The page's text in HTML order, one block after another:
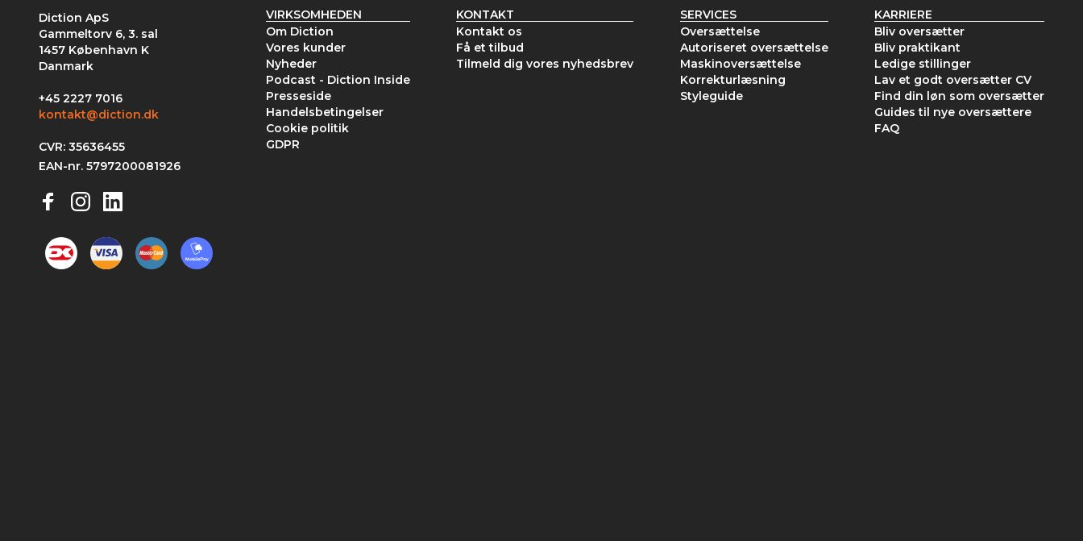
Diction ApS
Gammeltorv 6, 3. sal
1457 København K
Danmark
+45 2227 7016
kontakt@diction.dk
CVR: 35636455
EAN-nr. 5797200081926
VIRKSOMHEDEN
Om Diction
Vores kunder
Nyheder
Podcast - Diction Inside
Presseside
Handelsbetingelser
Cookie politik
GDPR
KONTAKT
Kontakt os
Få et tilbud
Tilmeld dig vores nyhedsbrev
SERVICES
Oversættelse
Autoriseret oversættelse
Maskinoversættelse
Korrekturlæsning
Styleguide
KARRIERE
Bliv oversætter
Bliv praktikant
Ledige stillinger
Lav et godt oversætter CV
Find din løn som oversætter
Guides til nye oversættere
FAQ